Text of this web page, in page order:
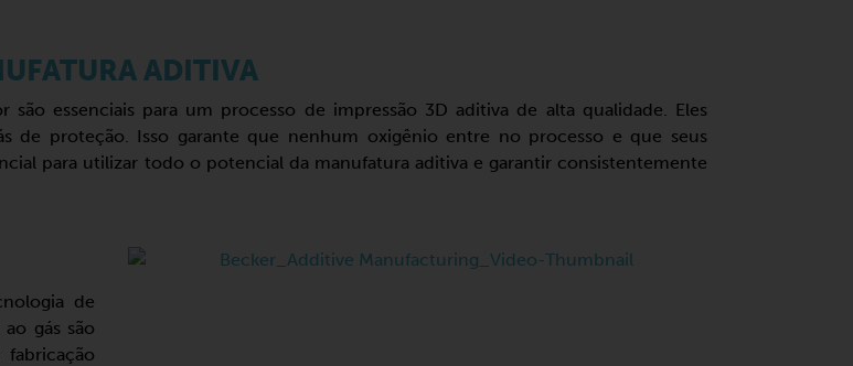
ADITIVA
são essenciais para um processo de impressão 3D aditiva de alta qualidade. Eles
de proteção. Isso garante que nenhum oxigênio entre no processo e que seus
para utilizar todo o potencial da manufatura aditiva e garantir consistentemente
de
gás são